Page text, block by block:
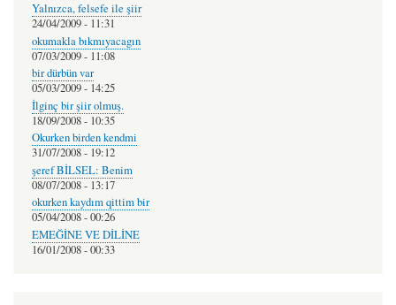
Yalnızca, felsefe ile şiir
24/04/2009 - 11:31
okumakla bıkmıyacagın
07/03/2009 - 11:08
bir dürbün var
05/03/2009 - 14:25
İlginç bir şiir olmuş.
18/09/2008 - 10:35
Okurken birden kendmi
31/07/2008 - 19:12
şeref BİLSEL: Benim
08/07/2008 - 13:17
okurken kaydım qittim bir
05/04/2008 - 00:26
EMEĞİNE VE DİLİNE
16/01/2008 - 00:33